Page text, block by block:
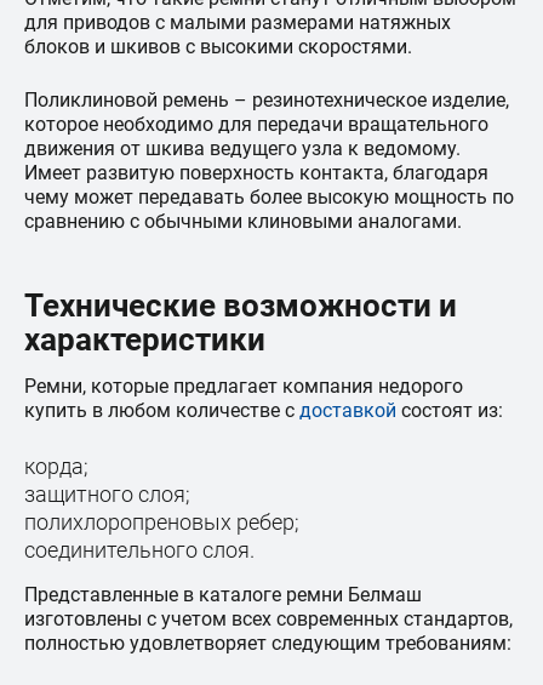
для приводов с малыми размерами натяжных
блоков и шкивов с высокими скоростями.
Поликлиновой ремень – резинотехническое изделие,
которое необходимо для передачи вращательного
движения от шкива ведущего узла к ведомому.
Имеет развитую поверхность контакта, благодаря
чему может передавать более высокую мощность по
сравнению с обычными клиновыми аналогами.
Технические возможности и
характеристики
Ремни, которые предлагает компания недорого
купить в любом количестве с доставкой состоят из:
корда;
защитного слоя;
полихлоропреновых ребер;
соединительного слоя.
Представленные в каталоге ремни Белмаш
изготовлены с учетом всех современных стандартов,
полностью удовлетворяет следующим требованиям: